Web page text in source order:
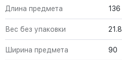
Длина предмета 136
Вес без упаковки 21.8
Ширина предмета 90